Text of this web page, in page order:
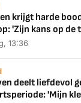
krijgt harde
'Zijn kans op de
13:36
deelt liefdevol
'Mijn